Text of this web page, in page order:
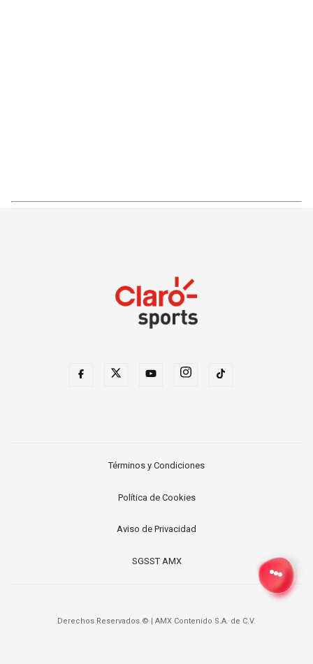
Términos y Condiciones
Política de Cookies
Aviso de Privacidad
SGSST AMX
Derechos Reservados © AMX Contenido S.A. de C.V.